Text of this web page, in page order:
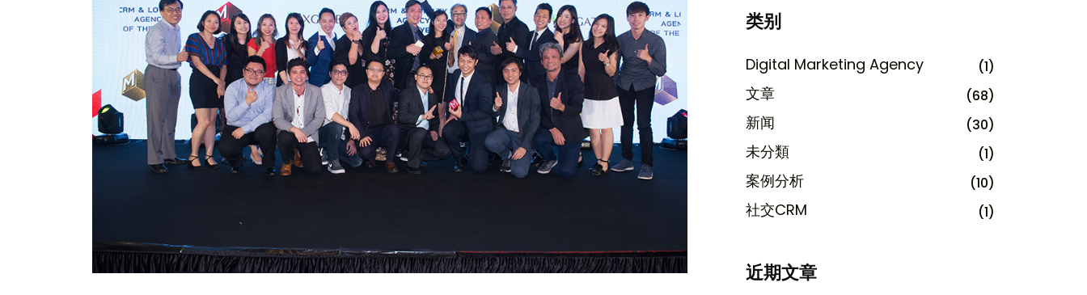
类别
Digital Marketing Agency (1)
文章 (68)
新闻 (30)
未分類 (1)
案例分析 (10)
社交CRM (1)
近期文章